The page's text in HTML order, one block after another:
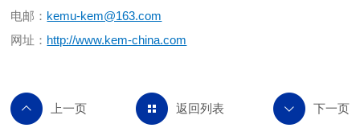
电邮： kemu-kem@163.com
网址： http://www.kem-china.com
返回列表